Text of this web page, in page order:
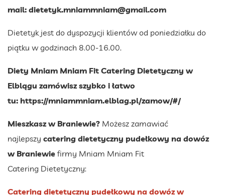
mail: dietetyk.mniammniam@gmail.com
Dietetyk jest do dyspozycji klientów od poniedziałku do
piątku w godzinach 8.00-16.00.
Diety Mniam Mniam Fit Catering Dietetyczny w
Elblągu zamówisz szybko i łatwo
tu: https://mniammniam.elblag.pl/zamow/#/
Mieszkasz w Braniewie? Możesz zamawiać
najlepszy catering dietetyczny pudełkowy na dowóz
w Braniewie firmy Mniam Mniam Fit
Catering Dietetyczny:
Catering dietetyczny pudełkowy na dowóz w